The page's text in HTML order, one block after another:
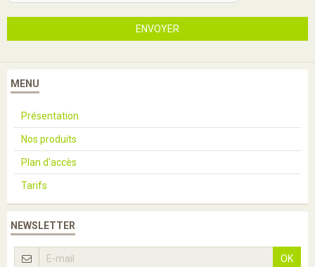
ENVOYER
MENU
Présentation
Nos produits
Plan d'accès
Tarifs
NEWSLETTER
OK